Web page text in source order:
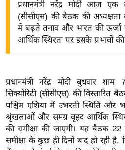
द्यो
वि
शे
ष
ज्ञ
रा
प्रधानमंत्री नरेंद्र मोदी आज एक
(सीसीएस) की बैठक की अध्यक्षता
में बढ़ते तनाव और भारत की ऊर्जा
आर्थिक स्थिरता पर इसके प्रभावों की
प्रधानमंत्री नरेंद्र मोदी बुधवार
सिक्योरिटी (सीसीएस) की विस्तारित
पश्चिम एशिया में उभरती स्थिति और
श्रृंखलाओं और समग्र वृहद आर्थिक
की समीक्षा की जाएगी। यह बैठक 22
समीक्षा के कुछ ही दिनों बाद हो रही